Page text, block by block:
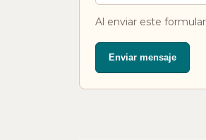
Al enviar este
Enviar mensaje